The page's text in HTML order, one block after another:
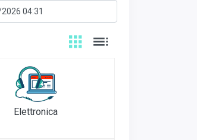
Elettronica